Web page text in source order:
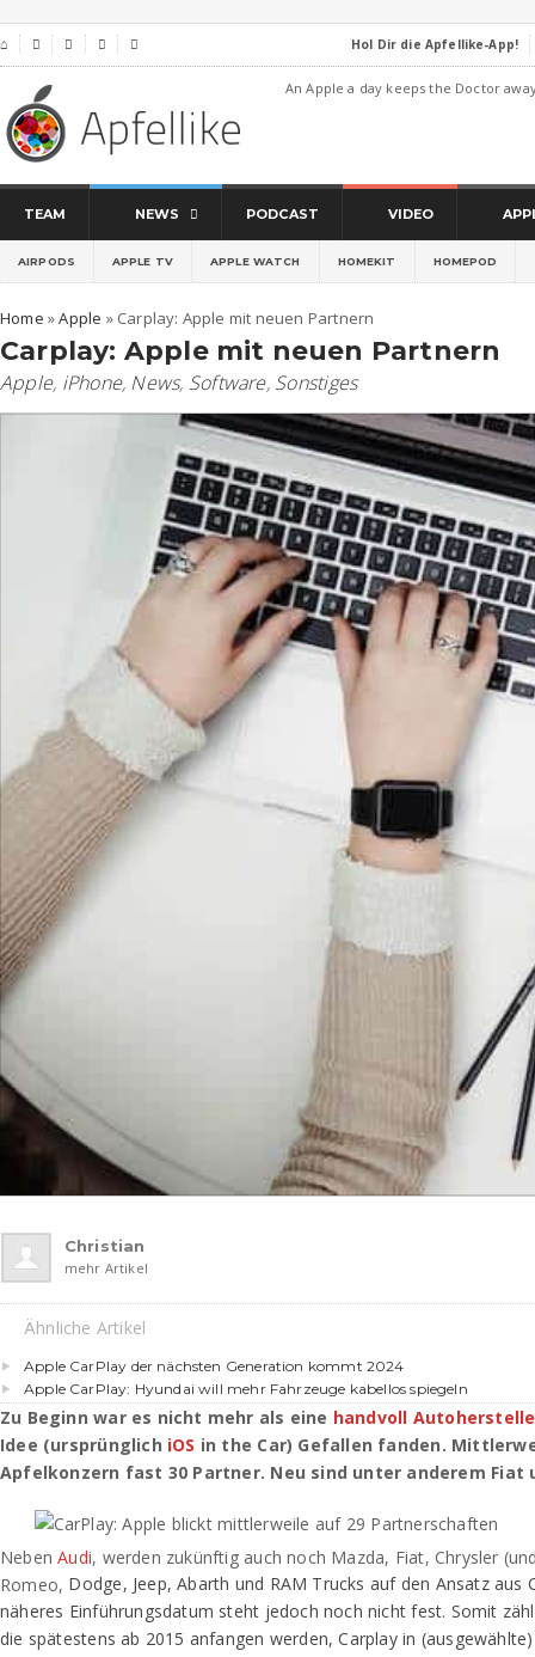
⌂     Hol Dir die Apfellike-App!
An Apple a day keeps the Doctor
TEAM NEWS PODCAST VIDEO
AIRPODS APPLE TV APPLE WATCH HOMEKIT HOMEPOD
Home »Apple » Carplay: Apple mit neuen Partnern
Carplay: Apple mit neuen Partnern
Apple, iPhone, News, Software, Sonstiges
Christian
mehr Artikel
Ähnliche Artikel
Apple CarPlay der nächsten Generation kommt 2024
Apple CarPlay: Hyundai will mehr Fahrzeuge kabellos spiegeln
Zu Beginn war es nicht mehr als eine handvoll
Idee (ursprünglich iOS in the Car) Gefallen fanden.
Apfelkonzern fast 30 Partner. Neu sind unter anderem Fiat
NebenAudi, werden zukünftig auch noch Mazda, Fiat, Chrysler
Romeo, Dodge, Jeep, Abarth und RAM Trucks auf den Ansatz aus
näheres Einführungsdatum steht jedoch noch nicht fest. Somit
die spätestens ab 2015 anfangen werden, Carplay in